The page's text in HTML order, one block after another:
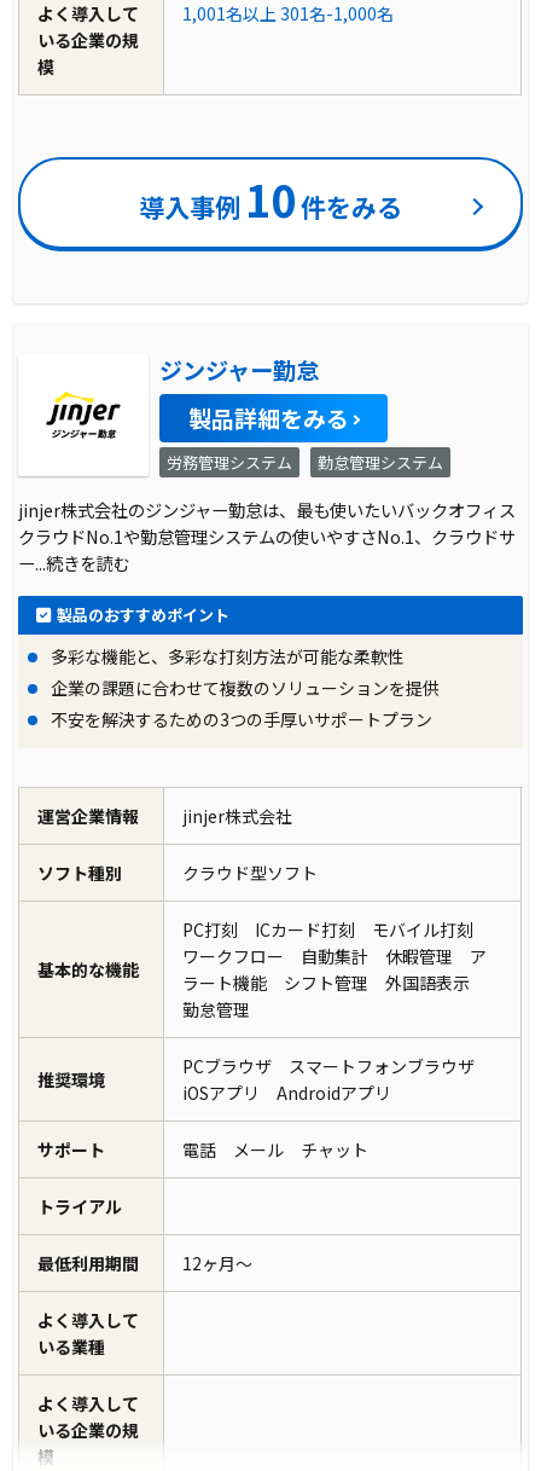
よく導入して
いる企業の規
模
1,001名以上301名-1,000名
導入事例 10件をみる
ジンジャー勤怠
製品詳細をみる
労務管理システム 勤怠管理システム
jinjer株式会社のジンジャー勤怠は、最も使いたいバックオフィス
クラウドNo.1や勤怠管理システムの使いやすさNo.1、クラウドサ
ー...続きを読む
製品のおすすめポイント
多彩な機能と、多彩な打刻方法が可能な柔軟性
企業の課題に合わせて複数のソリューションを提供
不安を解決するための3つの手厚いサポートプラン
運営企業情報 jinjer株式会社
ソフト種別 クラウド型ソフト
基本的な機能
PC打刻 ICカード打刻 モバイル打刻
ワークフロー 自動集計 休暇管理 ア
ラート機能 シフト管理 外国語表示
勤怠管理
推奨環境
PCブラウザ スマートフォンブラウザ
iOSアプリ Androidアプリ
サポート 電話 メール チャット
トライアル
最低利用期間 12ヶ月～
よく導入して
いる業種
よく導入して
いる企業の規
模